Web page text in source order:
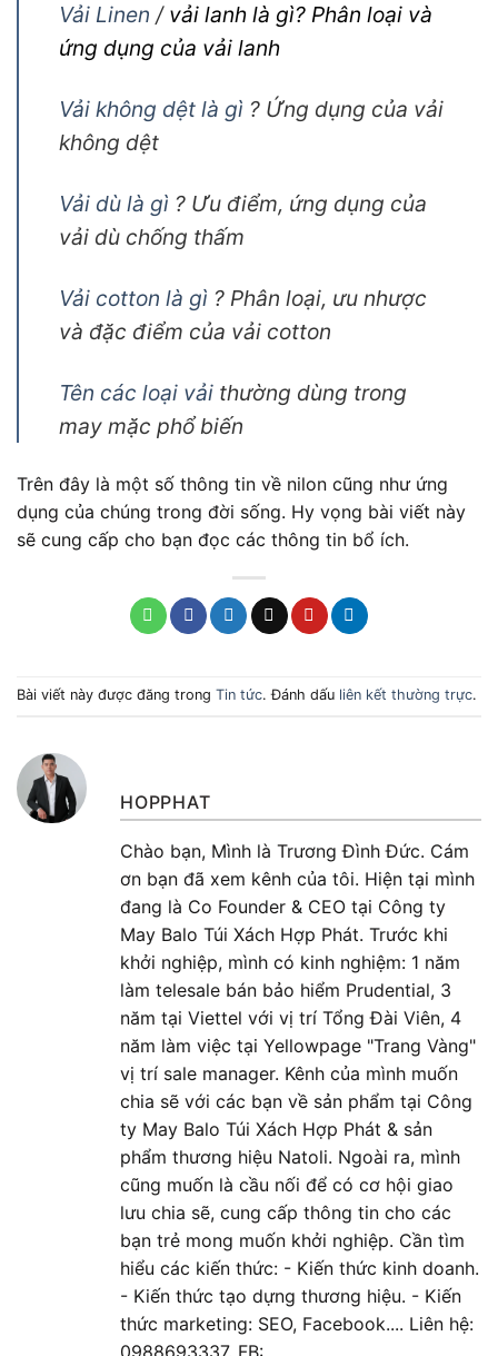
Vải Linen / vải lanh là gì? Phân loại và
ứng dụng của vải lanh
Vải không dệt là gì ? Ứng dụng của vải
không dệt
Vải dù là gì ? Ưu điểm, ứng dụng của
vải dù chống thấm
Vải cotton là gì ? Phân loại, ưu nhược
và đặc điểm của vải cotton
Tên các loại vải thường dùng trong
may mặc phổ biến
Trên đây là một số thông tin về nilon cũng như ứng
dụng của chúng trong đời sống. Hy vọng bài viết này
sẽ cung cấp cho bạn đọc các thông tin bổ ích.
Bài viết này được đăng trong Tin tức. Đánh dấu liên kết thường trực.
HOPPHAT
Chào bạn, Mình là Trương Đình Đức. Cám
ơn bạn đã xem kênh của tôi. Hiện tại mình
đang là Co Founder & CEO tại Công ty
May Balo Túi Xách Hợp Phát. Trước khi
khởi nghiệp, mình có kinh nghiệm: 1 năm
làm telesale bán bảo hiểm Prudential, 3
năm tại Viettel với vị trí Tổng Đài Viên, 4
năm làm việc tại Yellowpage "Trang Vàng"
vị trí sale manager. Kênh của mình muốn
chia sẽ với các bạn về sản phẩm tại Công
ty May Balo Túi Xách Hợp Phát & sản
phẩm thương hiệu Natoli. Ngoài ra, mình
cũng muốn là cầu nối để có cơ hội giao
lưu chia sẽ, cung cấp thông tin cho các
bạn trẻ mong muốn khởi nghiệp. Cần tìm
hiểu các kiến thức: - Kiến thức kinh doanh.
- Kiến thức tạo dựng thương hiệu. - Kiến
thức marketing: SEO, Facebook.... Liên hệ:
0988693337. FB: